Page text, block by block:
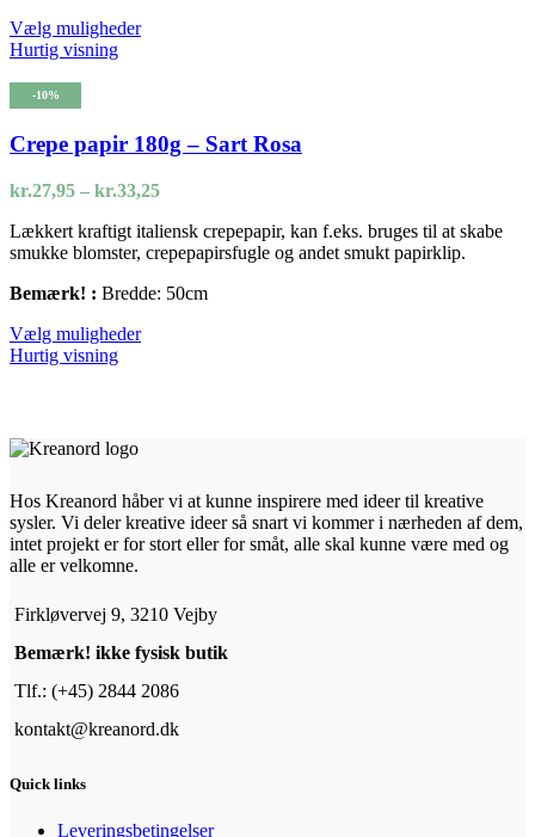
Vælg mulighederDette
Mulighederne
kan
på
varesiden
Hurtig visning
-10%
Crepe papir 180g – Sart Rosa
kr.27,95 – kr.33,25Prisinterval:
til
kr.33,25
Lækkert kraftigt italiensk crepepapir, kan f.eks. bruges til at skabe
smukke blomster, crepepapirsfugle og andet smukt papirklip.
Bemærk! : Bredde: 50cm
Vælg mulighederDette
på
varesiden
Hurtig visning
Hos Kreanord håber vi at kunne inspirere med ideer til kreative
sysler. Vi deler kreative ideer så snart vi kommer i nærheden af dem,
intet projekt er for stort eller for småt, alle skal kunne være med og
alle er velkomne.
Firkløvervej 9, 3210 Vejby
Bemærk! ikke fysisk butik
Tlf.: (+45) 2844 2086
kontakt@kreanord.dk
Quick links
Leveringsbetingelser